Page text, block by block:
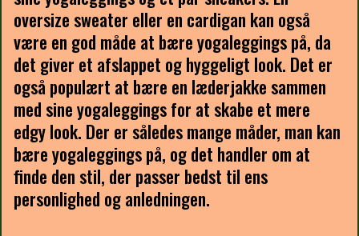
oversize sweater eller en cardigan kan også
være en god måde at bære yogaleggings på, da
det giver et afslappet og hyggeligt look. Det er
også populært at bære en læderjakke sammen
med sine yogaleggings for at skabe et mere
edgy look. Der er således mange måder, man kan
bære yogaleggings på, og det handler om at
finde den stil, der passer bedst til ens
personlighed og anledningen.